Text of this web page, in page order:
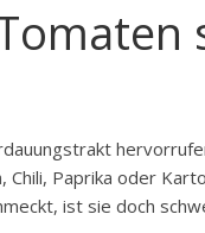
Chili, Paprika oder
ist sie doch